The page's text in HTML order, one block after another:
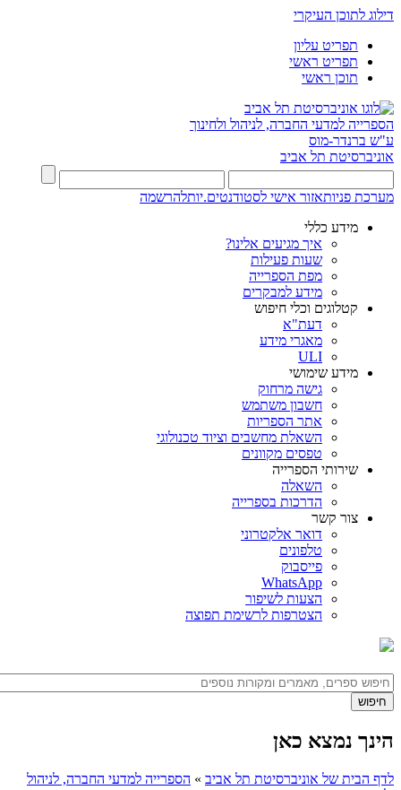
דילוג לתוכן העיקרי
תפריט עליון
תפריט ראשי
תוכן ראשי
הספרייה למדעי החברה, לניהול ולחינוך
ע"ש ברנדר-מוס
אוניברסיטת תל אביב
מערכת פניותאזור אישי לסטודנטים.יותלהרשמה
מידע כללי
איך מגיעים אלינו?
שעות פעילות
מפת הספרייה
מידע למבקרים
קטלוגים וכלי חיפוש
דעת"א
מאגרי מידע
ULI
מידע שימושי
גישה מרחוק
חשבון משתמש
אתר הספריות
השאלת מחשבים וציוד טכנולוגי
טפסים מקוונים
שירותי הספרייה
השאלה
הדרכות בספרייה
צור קשר
דואר אלקטרוני
טלפונים
פייסבוק
WhatsApp
הצעות לשיפור
הצטרפות לרשימת תפוצה
הינך נמצא כאן
לדף הבית של אוניברסיטת תל אביב » הספרייה למדעי החברה, לניהול